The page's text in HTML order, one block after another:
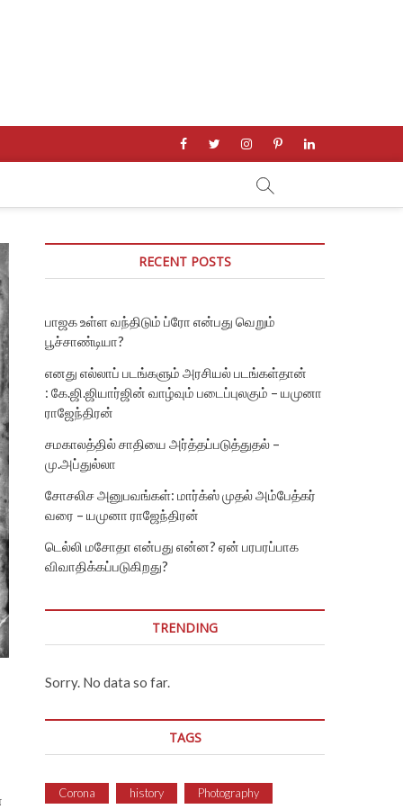
facebooktwitterinstagrampinterestlinkedin
RECENT POSTS
பாஜக உள்ள வந்திடும் ப்ரோ என்பது வெறும்
பூச்சாண்டியா?
எனது எல்லாப் படங்களும் அரசியல் படங்கள்தான்
: கே.ஜி.ஜியார்ஜின் வாழ்வும் படைப்புலகும் – யமுனா
ராஜேந்திரன்
சமகாலத்தில் சாதியை அர்த்தப்படுத்துதல் –
மு.அப்துல்லா
சோசலிச அனுபவங்கள்: மார்க்ஸ் முதல் அம்பேத்கர்
வரை – யமுனா ராஜேந்திரன்
டெல்லி மசோதா என்பது என்ன? ஏன் பரபரப்பாக
விவாதிக்கப்படுகிறது?
TRENDING
Sorry. No data so far.
TAGS
Corona history Photography